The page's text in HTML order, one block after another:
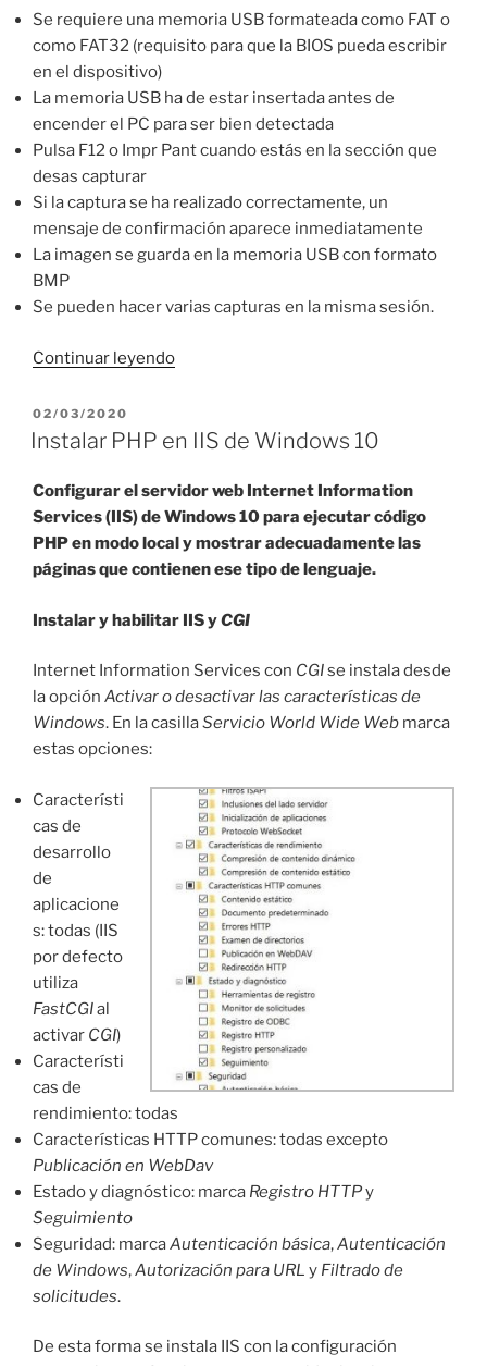
Se requiere una memoria USB formateada como FAT o
como FAT32 (requisito para que la BIOS pueda escribir
en el dispositivo)
La memoria USB ha de estar insertada antes de
encender el PC para ser bien detectada
Pulsa F12 o Impr Pant cuando estás en la sección que
desas capturar
Si la captura se ha realizado correctamente, un
mensaje de confirmación aparece inmediatamente
La imagen se guarda en la memoria USB con formato
BMP
Se pueden hacer varias capturas en la misma sesión.
Continuar leyendo«Captura
en
BIOS»
PUBLICADO
EL
02/03/2020
Instalar PHP en IIS de Windows 10
Configurar el servidor web Internet Information
Services (IIS) de Windows 10 para ejecutar código
PHP en modo local y mostrar adecuadamente las
páginas que contienen ese tipo de lenguaje.
Instalar y habilitar IIS yCGI
Internet Information Services con CGIse instala desde
la opción Activar o desactivar las características de
Windows. En la casillaServicio World Wide Web marca
estas opciones:
Característi
cas de
desarrollo
de
aplicacione
s: todas (IIS
por defecto
utiliza
FastCGIal
activar CGI)
Característi
cas de
rendimiento: todas
Características HTTP comunes: todas excepto
Publicación en WebDav
Estado y diagnóstico: marca Registro HTTPy
Seguimiento
Seguridad: marcaAutenticación básica,Autenticación
de Windows,Autorización para URL y Filtrado de
solicitudes.
De esta forma se instala IIS con la configuración